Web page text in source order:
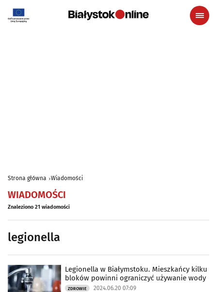
Strona główna Wiadomości
WIADOMOŚCI
Znaleziono 21 wiadomości
legionella
Legionella w Białymstoku. Mieszkańcy kilku
bloków powinni ograniczyć używanie wody
ZDROWIE 2024.06.20 07:09